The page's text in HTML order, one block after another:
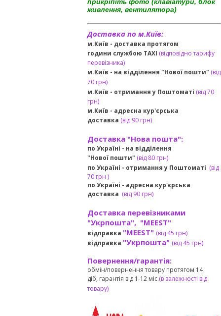
живлення, вентилятора)
Доставка по м.Київ:
м.Київ - доставка протягом
години службою TAXI (відповідно тарифу
перевізника)
м.Київ - на відділення "Нової пошти" (від
70 грн)
м.Київ - отримання у Поштоматі (від 70
грн)
м.Київ - адресна кур'єрська
доставка (від90 грн)
Доставка "Нова пошта":
по Україні - на відділення
"Нової пошти" (від 80 грн)
по Україні - отримання у Поштоматі (від
70 грн )
по Україні - адресна кур'єрська
доставка (від90 грн)
Доставка перевізниками
"Укрпошта", "MEEST"
відправка "MEEST" (від 45 грн)
відправка "Укрпошта" (від 45 грн)
Повернення/гарантія:
обмін/повернення товару протягом 14
діб, гарантія від 1-12 міс.(в залежності від
товару)